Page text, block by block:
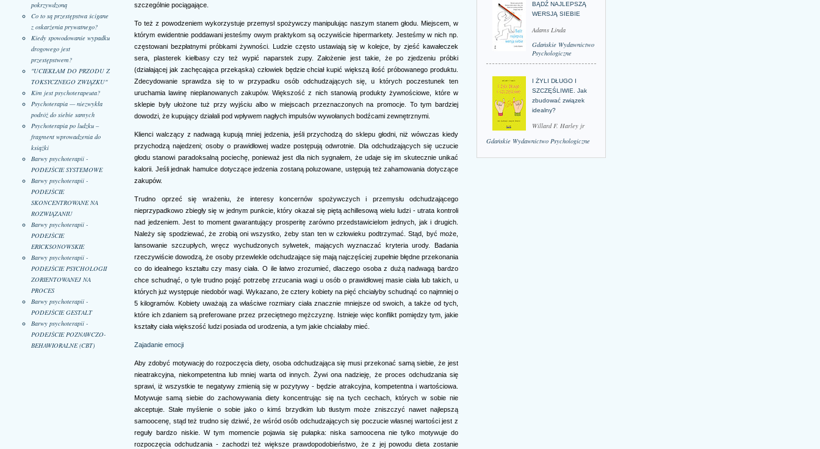
pokrzywdzoną
Co to są przestępstwa ścigane
z oskarżenia prywatnego?
Kiedy spowodowanie wypadku
drogowego jest
przestępstwem?
"UCIEKŁAM DO PRZODU Z
TOKSYCZNEGO ZWIĄZKU"
Kim jest psychoterapeuta?
Psychoterapia — niezwykła
podróż do siebie samych
Psychoterapia po ludzku –
fragment wprowadzenia do
książki
Barwy psychoterapii -
PODEJŚCIE SYSTEMOWE
Barwy psychoterapii -
PODEJŚCIE
SKONCENTROWANE NA
ROZWIĄZANIU
Barwy psychoterapii -
PODEJŚCIE
ERICKSONOWSKIE
Barwy psychoterapii -
PODEJŚCIE PSYCHOLOGII
ZORIENTOWANEJ NA
PROCES
Barwy psychoterapii -
PODEJŚCIE GESTALT
Barwy psychoterapii -
PODEJŚCIE POZNAWCZO-
BEHAWIORALNE (CBT)
szczególnie pociągające.
To też z powodzeniem wykorzystuje przemysł spożywczy manipulując naszym stanem głodu. Miejscem, w
którym ewidentnie poddawani jesteśmy owym praktykom są oczywiście hipermarkety. Jesteśmy w nich np.
częstowani bezpłatnymi próbkami żywności. Ludzie często ustawiają się w kolejce, by zjeść kawałeczek
sera, plasterek kiełbasy czy też wypić naparstek zupy. Założenie jest takie, że po zjedzeniu próbki
(działającej jak zachęcająca przekąska) człowiek będzie chciał kupić większą ilość próbowanego produktu.
Zdecydowanie sprawdza się to w przypadku osób odchudzających się, u których poczestunek ten
uruchamia lawinę nieplanowanych zakupów. Większość z nich stanowią produkty żywnościowe, które w
sklepie były ułożone tuż przy wyjściu albo w miejscach przeznaczonych na promocje. To tym bardziej
dowodzi, że kupujący działali pod wpływem nagłych impulsów wywołanych bodźcami zewnętrznymi.
Klienci walczący z nadwagą kupują mniej jedzenia, jeśli przychodzą do sklepu głodni, niż wówczas kiedy
przychodzą najedzeni; osoby o prawidłowej wadze postępują odwrotnie. Dla odchudzających się uczucie
głodu stanowi paradoksalną pociechę, ponieważ jest dla nich sygnałem, że udaje się im skutecznie unikać
kalorii. Jeśli jednak hamulce dotyczące jedzenia zostaną poluzowane, ustępują też zahamowania dotyczące
zakupów.
Trudno oprzeć się wrażeniu, że interesy koncernów spożywczych i przemysłu odchudzającego
nieprzypadkowo zbiegły się w jednym punkcie, który okazał się piętą achillesową wielu ludzi - utrata kontroli
nad jedzeniem. Jest to moment gwarantujący prosperitę zarówno przedstawicielom jednych, jak i drugich.
Należy się spodziewać, że zrobią oni wszystko, żeby stan ten w człowieku podtrzymać. Stąd, być może,
lansowanie szczupłych, wręcz wychudzonych sylwetek, mających wyznaczać kryteria urody. Badania
rzeczywiście dowodzą, że osoby przewlekle odchudzające się mają najczęściej zupełnie błędne przekonania
co do idealnego kształtu czy masy ciała. O ile łatwo zrozumieć, dlaczego osoba z dużą nadwagą bardzo
chce schudnąć, o tyle trudno pojąć potrzebę zrzucania wagi u osób o prawidłowej masie ciała lub takich, u
których już występuje niedobór wagi. Wykazano, że cztery kobiety na pięć chciałyby schudnąć co najmniej o
5 kilogramów. Kobiety uważają za właściwe rozmiary ciała znacznie mniejsze od swoich, a także od tych,
które ich zdaniem są preferowane przez przeciętnego mężczyznę. Istnieje więc konflikt pomiędzy tym, jakie
kształty ciała większość ludzi posiada od urodzenia, a tym jakie chciałaby mieć.
Zajadanie emocji
Aby zdobyć motywację do rozpoczęcia diety, osoba odchudzająca się musi przekonać samą siebie, że jest
nieatrakcyjna, niekompetentna lub mniej warta od innych. Żywi ona nadzieję, że proces odchudzania się
sprawi, iż wszystkie te negatywy zmienią się w pozytywy - będzie atrakcyjna, kompetentna i wartościowa.
Motywuje samą siebie do zachowywania diety koncentrując się na tych cechach, których w sobie nie
akceptuje. Stałe myślenie o sobie jako o kimś brzydkim lub tłustym może zniszczyć nawet najlepszą
samoocenę, stąd też trudno się dziwić, że wśród osób odchudzających się poczucie własnej wartości jest z
reguły bardzo niskie. W tym momencie pojawia się pułapka: niska samoocena nie tylko motywuje do
rozpoczęcia odchudzania - zachodzi też większe prawdopodobieństwo, że z jej powodu dieta zostanie
BĄDŹ NAJLEPSZĄ
WERSJĄ SIEBIE
Adams Linda
Gdańskie Wydawnictwo
Psychologiczne
I ŻYLI DŁUGO I
SZCZĘŚLIWIE. Jak
zbudować związek
idealny?
Willard F. Harley jr
Gdańskie Wydawnictwo Psychologiczne